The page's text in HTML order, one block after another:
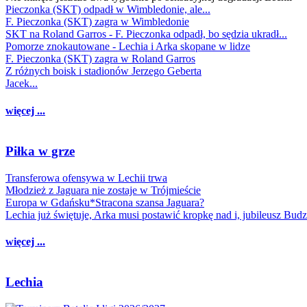
Pieczonka (SKT) odpadł w Wimbledonie, ale...
F. Pieczonka (SKT) zagra w Wimbledonie
SKT na Roland Garros - F. Pieczonka odpadł, bo sędzia ukradł...
Pomorze znokautowane - Lechia i Arka skopane w lidze
F. Pieczonka (SKT) zagra w Roland Garros
Z różnych boisk i stadionów Jerzego Geberta
Jacek...
więcej ...
Piłka w grze
Transferowa ofensywa w Lechii trwa
Młodzież z Jaguara nie zostaje w Trójmieście
Europa w Gdańsku*Stracona szansa Jaguara?
Lechia już świętuje, Arka musi postawić kropkę nad i, jubileusz
więcej ...
Lechia